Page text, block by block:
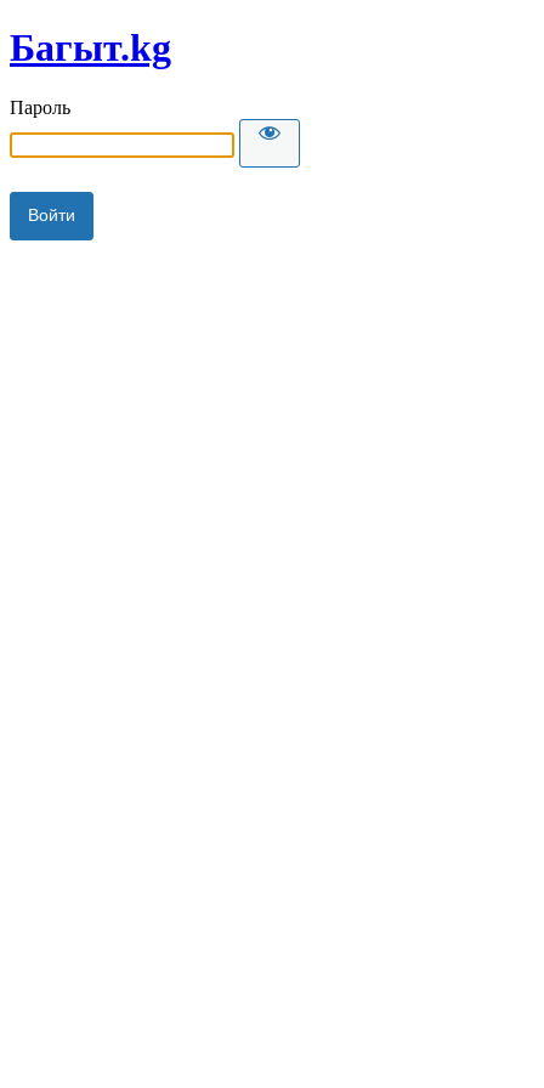
Багыт.kg
Пароль